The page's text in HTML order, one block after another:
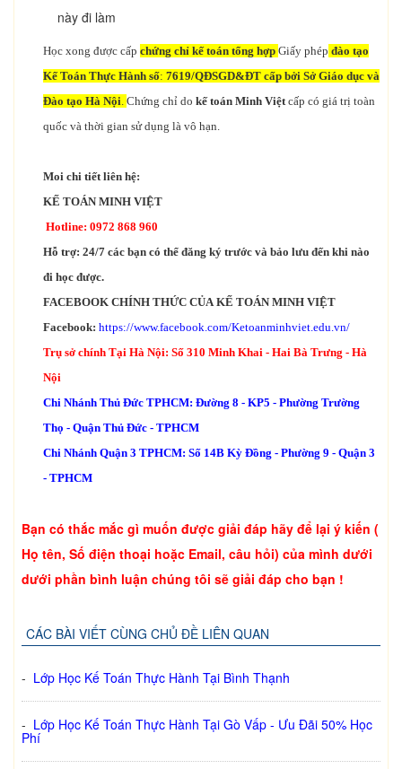
này đi làm
Học xong được cấp chứng chỉ kế toán tổng hợp Giấy phép đào tạo
Kế Toán Thực Hành số: 7619/QĐ­SGD&ĐT cấp bởi Sở Giáo dục và
Đào tạo Hà Nội. Chứng chỉ do kế toán Minh Việtcấp có giá trị toàn
quốc và thời gian sử dụng là vô hạn.
Moi chi tiết liên hệ:
KẾ TOÁN MINH VIỆT
Hotline: 0972 868 960
Hỗ trợ: 24/7 các bạn có thể đăng ký trước và bảo lưu đến khi nào
đi học được.
FACEBOOK CHÍNH THỨC CỦA KẾ TOÁN MINH VIỆT
Facebook: https://www.facebook.com/Ketoanminhviet.edu.vn/
Trụ sở chính Tại Hà Nội: Số 310 Minh Khai - Hai Bà Trưng - Hà
Nội
Chi Nhánh Thủ Đức TPHCM: Đường 8 - KP5 - Phường Trường
Thọ - Quận Thủ Đức - TPHCM
Chi Nhánh Quận 3 TPHCM: Số 14B Kỳ Đồng - Phường 9 - Quận 3
- TPHCM
Bạn có thắc mắc gì muốn được giải đáp hãy để lại ý kiến (
Họ tên, Số điện thoại hoặc Email, câu hỏi) của mình dưới
dưới phần bình luận chúng tôi sẽ giải đáp cho bạn !
CÁC BÀI VIẾT CÙNG CHỦ ĐỀ LIÊN QUAN
- Lớp Học Kế Toán Thực Hành Tại Bình Thạnh
- Lớp Học Kế Toán Thực Hành Tại Gò Vấp - Ưu Đãi 50% Học
Phí